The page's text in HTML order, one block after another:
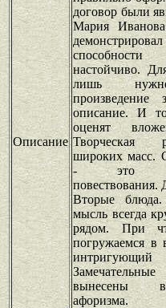
Описание
договор были
Мария
настойчиво.
лишь
произведение
описание. И
оценят
Творческая
широких масс.
- это
повествования.
Вторые блюда.
мысль всегда
рядом. При
погружаемся
вынесены
афоризма.